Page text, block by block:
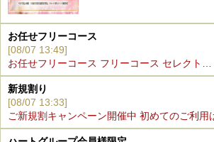
お任せフリーコース
[08/07 13:49]
お任せフリーコース フリーコース セレクト…
新規割り
[08/07 13:33]
ご新規割キャンペーン開催中 初めてのご利用